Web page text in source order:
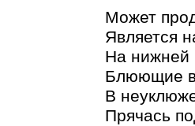
Может
Является
На нижней
Блюющие в
В
Прячась